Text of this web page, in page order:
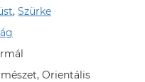
, Szürke
Orientális